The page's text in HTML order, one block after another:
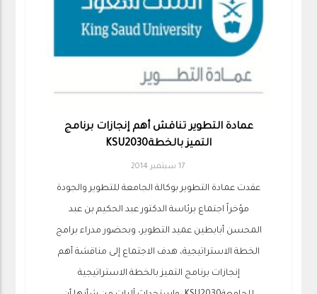
عمادة التطوير تناقش أهم إنجازات برنامج
التميز بالخطةKSU2030
17 سبتمبر 2014
عقدت عمادة التطوير بوكالة الجامعة للتطوير والجودة
مؤخراً اجتماع برئاسة الدكتور عبد الحكيم بن عبد
المحسن أبابطين عميد التطوير، وبحضور مدراء برامج
الخطة الاستراتيجية، هدف الاجتماع إلى مناقشة أهم
إنجازات برنامج التميز بالخطة الاستراتيجية